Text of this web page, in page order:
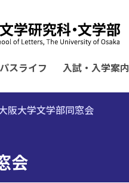
スライフ 入試・入学案内
阪大学文学部同窓会
会